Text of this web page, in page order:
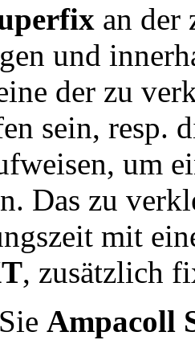
an der
und
der zu
sein, resp.
um
Das zu
mit
, zusätzlich
Ampacoll